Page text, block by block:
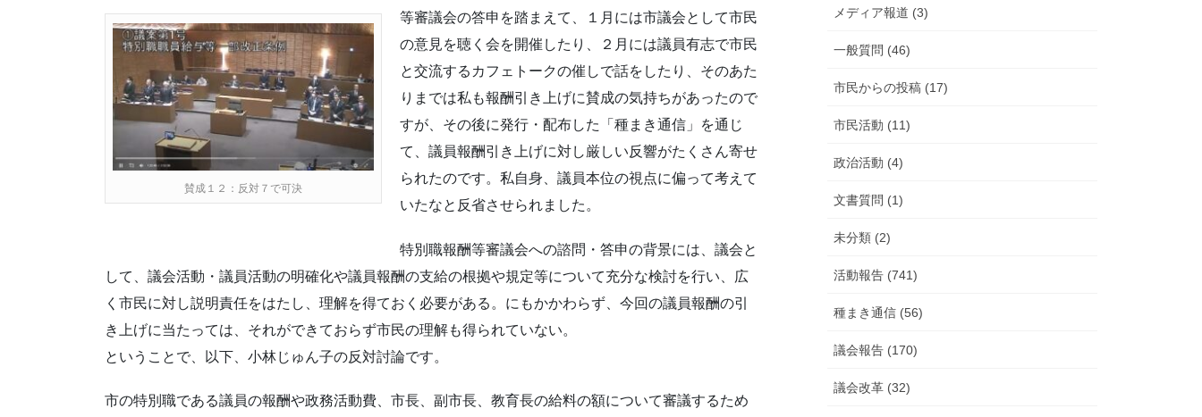
賛成１２：反対７で可決
等審議会の答申を踏まえて、１月には市議会として市民
の意見を聴く会を開催したり、２月には議員有志で市民
と交流するカフェトークの催しで話をしたり、そのあた
りまでは私も報酬引き上げに賛成の気持ちがあったので
すが、その後に発行・配布した「種まき通信」を通じ
て、議員報酬引き上げに対し厳しい反響がたくさん寄せ
られたのです。私自身、議員本位の視点に偏って考えて
いたなと反省させられました。
特別職報酬等審議会への諮問・答申の背景には、議会と
して、議会活動・議員活動の明確化や議員報酬の支給の根拠や規定等について充分な検討を行い、広
く市民に対し説明責任をはたし、理解を得ておく必要がある。にもかかわらず、今回の議員報酬の引
き上げに当たっては、それができておらず市民の理解も得られていない。
ということで、以下、小林じゅん子の反対討論です。
市の特別職である議員の報酬や政務活動費、市長、副市長、教育長の給料の額について審議するため
メディア報道 (3)
一般質問 (46)
市民からの投稿 (17)
市民活動 (11)
政治活動 (4)
文書質問 (1)
未分類 (2)
活動報告 (741)
種まき通信 (56)
議会報告 (170)
議会改革 (32)